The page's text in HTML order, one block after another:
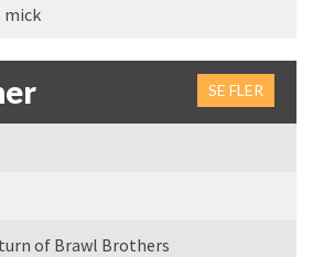
mick
SE FLER
of Brawl Brothers